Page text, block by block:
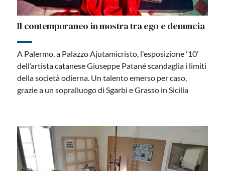
Il contemporaneo in mostra tra ego e denuncia
A Palermo, a Palazzo Ajutamicristo, l'esposizione '10'
dell’artista catanese Giuseppe Patané scandaglia i limiti
della società odierna. Un talento emerso per caso,
grazie a un sopralluogo di Sgarbi e Grasso in Sicilia